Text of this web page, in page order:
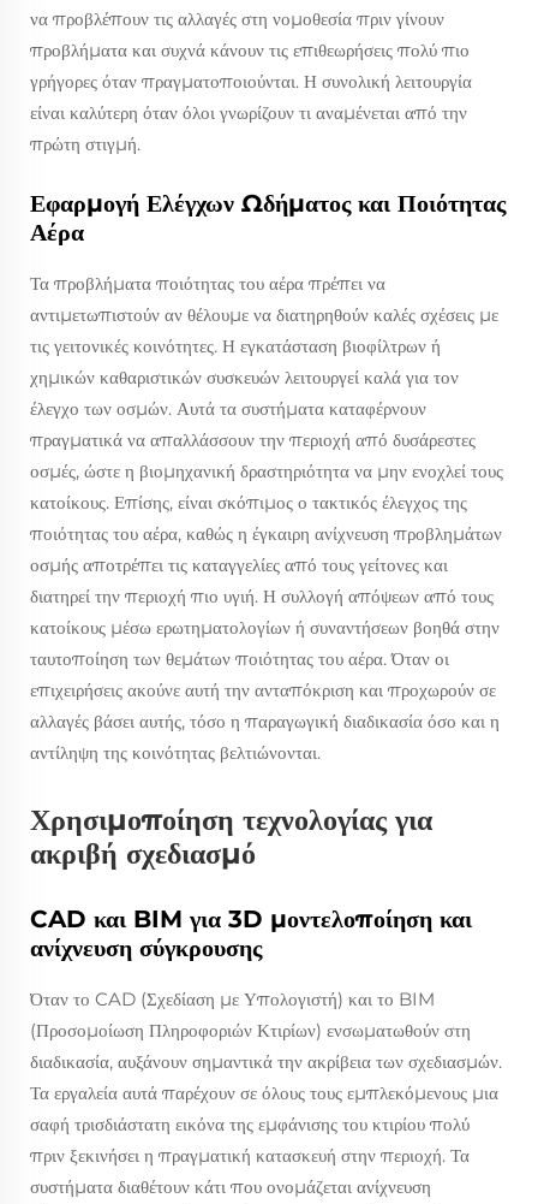
να προβλέπουν τις αλλαγές στη νομοθεσία πριν γίνουν
προβλήματα και συχνά κάνουν τις επιθεωρήσεις πολύ πιο
γρήγορες όταν πραγματοποιούνται. Η συνολική λειτουργία
είναι καλύτερη όταν όλοι γνωρίζουν τι αναμένεται από την
πρώτη στιγμή.
Εφαρμογή Ελέγχων Ωδήματος και Ποιότητας
Αέρα
Τα προβλήματα ποιότητας του αέρα πρέπει να
αντιμετωπιστούν αν θέλουμε να διατηρηθούν καλές σχέσεις με
τις γειτονικές κοινότητες. Η εγκατάσταση βιοφίλτρων ή
χημικών καθαριστικών συσκευών λειτουργεί καλά για τον
έλεγχο των οσμών. Αυτά τα συστήματα καταφέρνουν
πραγματικά να απαλλάσσουν την περιοχή από δυσάρεστες
οσμές, ώστε η βιομηχανική δραστηριότητα να μην ενοχλεί τους
κατοίκους. Επίσης, είναι σκόπιμος ο τακτικός έλεγχος της
ποιότητας του αέρα, καθώς η έγκαιρη ανίχνευση προβλημάτων
οσμής αποτρέπει τις καταγγελίες από τους γείτονες και
διατηρεί την περιοχή πιο υγιή. Η συλλογή απόψεων από τους
κατοίκους μέσω ερωτηματολογίων ή συναντήσεων βοηθά στην
ταυτοποίηση των θεμάτων ποιότητας του αέρα. Όταν οι
επιχειρήσεις ακούνε αυτή την ανταπόκριση και προχωρούν σε
αλλαγές βάσει αυτής, τόσο η παραγωγική διαδικασία όσο και η
αντίληψη της κοινότητας βελτιώνονται.
Χρησιμοποίηση τεχνολογίας για
ακριβή σχεδιασμό
CAD και BIM για 3D μοντελοποίηση και
ανίχνευση σύγκρουσης
Όταν το CAD (Σχεδίαση με Υπολογιστή) και το BIM
(Προσομοίωση Πληροφοριών Κτιρίων) ενσωματωθούν στη
διαδικασία, αυξάνουν σημαντικά την ακρίβεια των σχεδιασμών.
Τα εργαλεία αυτά παρέχουν σε όλους τους εμπλεκόμενους μια
σαφή τρισδιάστατη εικόνα της εμφάνισης του κτιρίου πολύ
πριν ξεκινήσει η πραγματική κατασκευή στην περιοχή. Τα
συστήματα διαθέτουν κάτι που ονομάζεται ανίχνευση